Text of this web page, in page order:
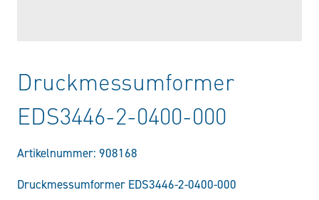
Druckmessumformer
EDS3446-2-0400-000
Artikelnummer: 908168
Druckmessumformer EDS3446-2-0400-000